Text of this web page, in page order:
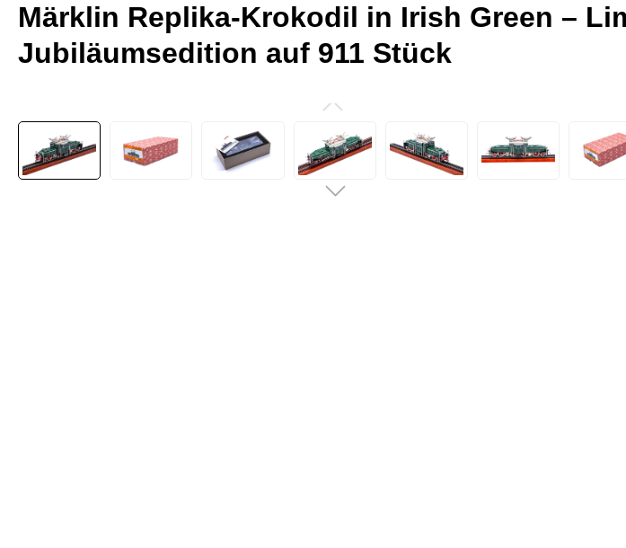
Märklin Replika-Krokodil in Irish Green –
Jubiläumsedition auf 911 Stück
Bildergalerie überspringen